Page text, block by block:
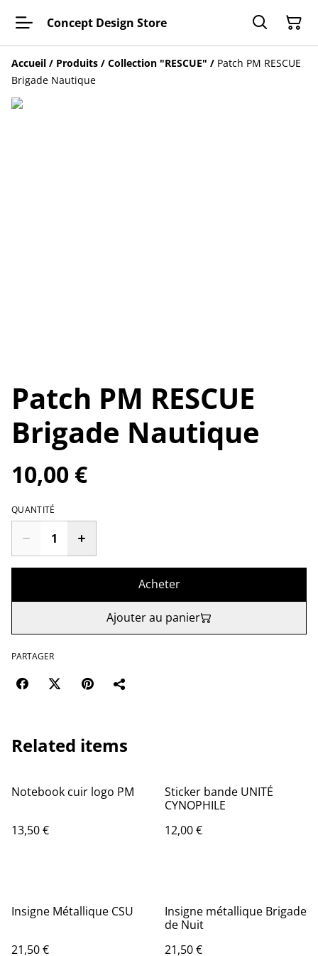
Concept Design Store
Accueil / Produits / Collection "RESCUE" / Patch PM RESCUE
Brigade Nautique
Patch PM RESCUE
Brigade Nautique
10,00 €
QUANTITÉ
Acheter
Ajouter au panier
PARTAGER
Related items
Notebook cuir logo PM
13,50 €
Sticker bande UNITÉ
CYNOPHILE
12,00 €
Insigne Métallique CSU
21,50 €
Insigne métallique Brigade
de Nuit
21,50 €